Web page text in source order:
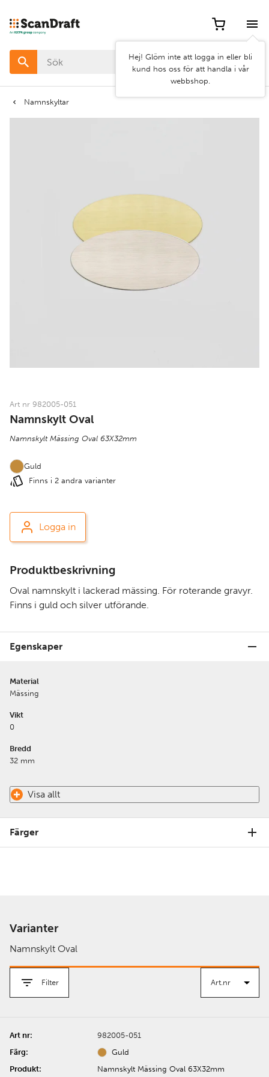
Hej! Glöm inte att logga in eller bli
kund hos oss för att handla i vår
webbshop.
Namnskyltar
Art nr 982005-051
Namnskylt Oval
Namnskylt Mässing Oval 63X32mm
Guld
Finns i 2 andra varianter
Logga in
Produktbeskrivning
Oval namnskylt i lackerad mässing. För roterande gravyr.
Finns i guld och silver utförande.
Egenskaper
Material
Mässing
Vikt
0
Bredd
32 mm
Visa allt
Färger
Varianter
Namnskylt Oval
Filter
Filter
Färg
982005-051
Guld
Namnskylt Mässing Oval 63X32mm